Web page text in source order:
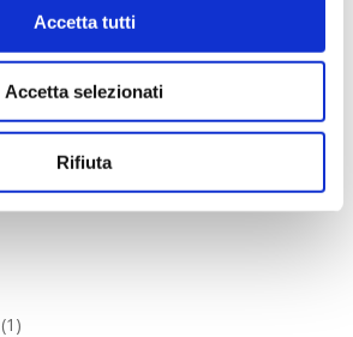
Accetta tutti
Accetta selezionati
Rifiuta
alignment=”center”
rossimartellilaura/”]
(1)